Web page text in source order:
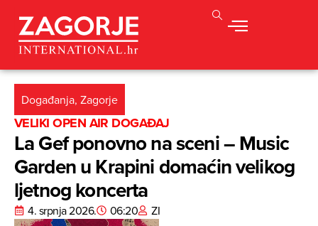
Događanja, Zagorje
VELIKI OPEN AIR DOGAĐAJ
La Gef ponovno na sceni – Music
Garden u Krapini domaćin velikog
ljetnog koncerta
4. srpnja 2026. 06:20 ZI